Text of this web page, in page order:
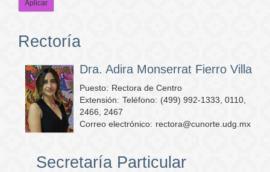
Aplicar
Rectoría
Dra. Adira Monserrat Fierro Villa
Puesto: Rectora de Centro
Extensión: Teléfono: (499) 992-1333, 0110,
2466, 2467
Correo electrónico: rectora@cunorte.udg.mx
Secretaría Particular